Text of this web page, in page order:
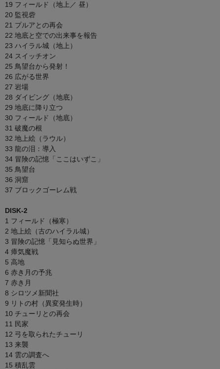
19 フィールド（地上／ 昼）
20 監視砦
21 プルアとの再会
22 地底と空での出来事を報告
23 ハイラル城（地上）
24 スイッチオン
25 鳥望台から発射！
26 広がる世界
27 岩場
28 ダイビング（地底）
29 地底に降り立つ
30 フィールド（地底）
31 破魔の根
32 地上絵（ラウル）
33 龍の泪：導入
34 冒険の記憶「ここはいずこ」
35 鳥望台
36 洞窟
37 ブロックゴーレム戦
DISK-2
1 フィールド（極寒）
2 地上絵（古のハイラル城）
3 冒険の記憶「見知らぬ世界」
4 瘴気魔戦
5 高地
6 赤き月の予兆
7 赤き月
8 シロツメ新聞社
9 リトの村（異変発生時）
10 チューリとの再会
11 民家
12 弓を取られたチューリ
13 来襲
14 雲の調査へ
15 積乱雲